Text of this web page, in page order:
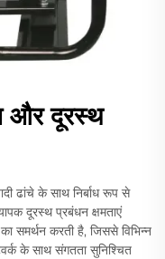
और दूरस्थ
ढांचे के साथ निर्बाध रूप से
दूरस्थ प्रबंधन क्षमताएं
समर्थन करती है, जिससे विभिन्न
के साथ संगतता सुनिश्चित